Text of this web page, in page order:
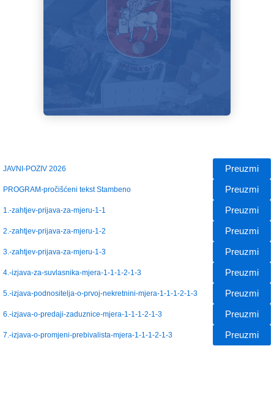
JAVNI-POZIV 2026 Preuzmi
PROGRAM-pročišćeni tekst Stambeno Preuzmi
1.-zahtjev-prijava-za-mjeru-1-1 Preuzmi
2.-zahtjev-prijava-za-mjeru-1-2 Preuzmi
3.-zahtjev-prijava-za-mjeru-1-3 Preuzmi
4.-izjava-za-suvlasnika-mjera-1-1-1-2-1-3 Preuzmi
5.-izjava-podnositelja-o-prvoj-nekretnini-mjera-1-1-1-2-1-3 Preuzmi
6.-izjava-o-predaji-zaduznice-mjera-1-1-1-2-1-3 Preuzmi
7.-izjava-o-promjeni-prebivalista-mjera-1-1-1-2-1-3 Preuzmi